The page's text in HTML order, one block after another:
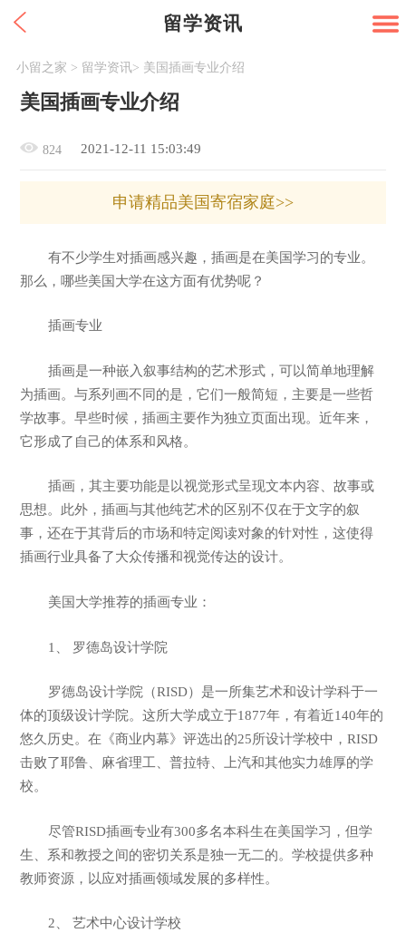
留学资讯
小留之家 > 留学资讯> 美国插画专业介绍
美国插画专业介绍
824 2021-12-11 15:03:49
申请精品美国寄宿家庭>>
有不少学生对插画感兴趣，插画是在美国学习的专业。
那么，哪些美国大学在这方面有优势呢？
插画专业
插画是一种嵌入叙事结构的艺术形式，可以简单地理解
为插画。与系列画不同的是，它们一般简短，主要是一些哲
学故事。早些时候，插画主要作为独立页面出现。近年来，
它形成了自己的体系和风格。
插画，其主要功能是以视觉形式呈现文本内容、故事或
思想。此外，插画与其他纯艺术的区别不仅在于文字的叙
事，还在于其背后的市场和特定阅读对象的针对性，这使得
插画行业具备了大众传播和视觉传达的设计。
美国大学推荐的插画专业：
1、 罗德岛设计学院
罗德岛设计学院（RISD）是一所集艺术和设计学科于一
体的顶级设计学院。这所大学成立于1877年，有着近140年的
悠久历史。在《商业内幕》评选出的25所设计学校中，RISD
击败了耶鲁、麻省理工、普拉特、上汽和其他实力雄厚的学
校。
尽管RISD插画专业有300多名本科生在美国学习，但学
生、系和教授之间的密切关系是独一无二的。学校提供多种
教师资源，以应对插画领域发展的多样性。
2、 艺术中心设计学校